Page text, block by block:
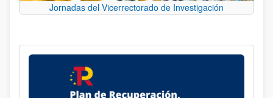
Jornadas del Vicerrectorado de Investigación